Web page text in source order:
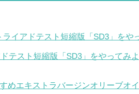
テスト短縮版「SD3」をやってみ